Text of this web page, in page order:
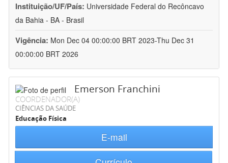
Instituição/UF/País: Universidade Federal do Recôncavo
da Bahia - BA - Brasil
Vigência: Mon Dec 04 00:00:00 BRT 2023-Thu Dec 31
00:00:00 BRT 2026
Emerson Franchini
COORDENADOR(A)
CIÊNCIAS DA SAÚDE
Educação Física
E-mail